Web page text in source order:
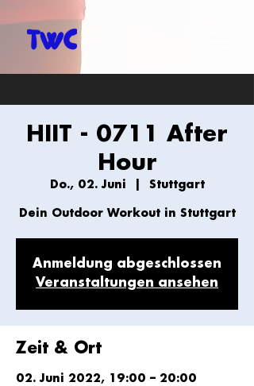
HIIT - 0711 After
Hour
Do., 02. Juni Stuttgart
Dein Outdoor Workout in Stuttgart
Anmeldung abgeschlossen
Veranstaltungen ansehen
Zeit & Ort
02. Juni 2022, 19:00 – 20:00